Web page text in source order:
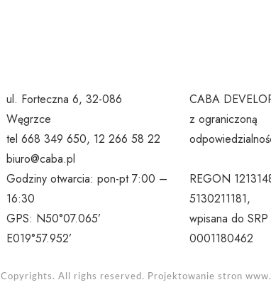
ul. Forteczna 6, 32-086
Węgrzce
tel 668 349 650, 12 266 58 22
biuro@caba.pl
Godziny otwarcia: pon-pt 7:00 –
16:30
GPS: N50°07.065’
E019°57.952’
CABA
z ograniczoną
REGON
5130211181,
wpisana do
0001180462
Copyrights. All righs reserved. Projektowanie stron